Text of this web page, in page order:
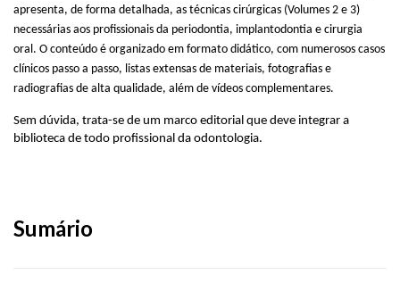
apresenta, de forma detalhada, as técnicas cirúrgicas (Volumes 2 e 3)
necessárias aos profissionais da periodontia, implantodontia e cirurgia
oral. O conteúdo é organizado em formato didático, com numerosos casos
clínicos passo a passo, listas extensas de materiais, fotografias e
radiografias de alta qualidade, além de vídeos complementares.
Sem dúvida, trata-se de um marco editorial que deve integrar a
biblioteca de todo profissional da odontologia.
Sumário